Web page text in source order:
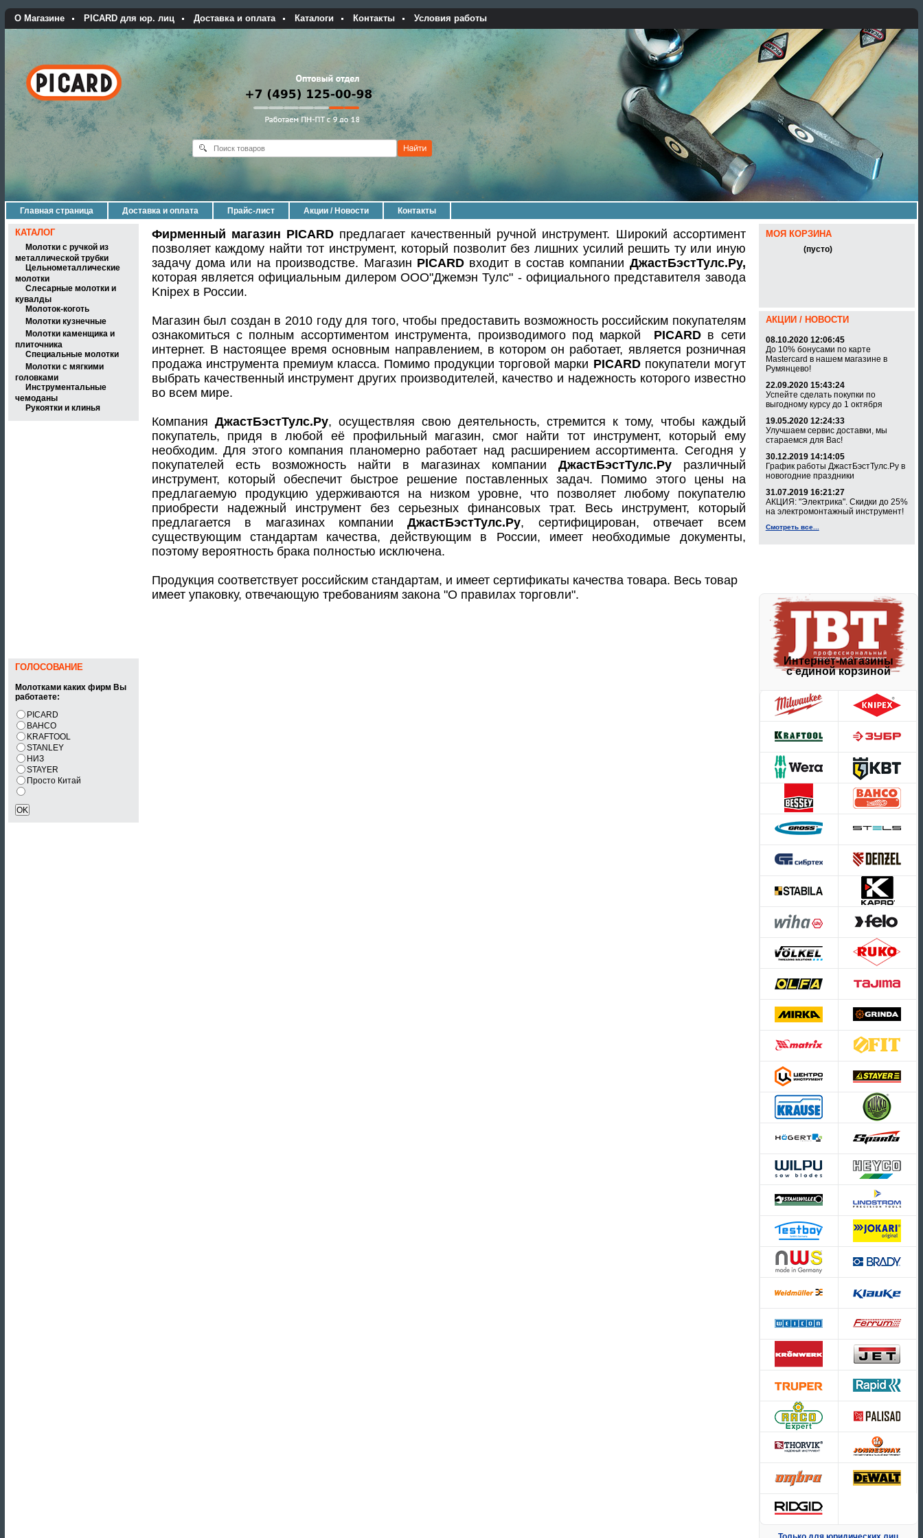
О Магазине PICARD для юр. лиц Доставка и оплата Каталоги Контакты Условия работы
Главная страница Доставка и оплата Прайс-лист Акции / Новости Контакты
КАТАЛОГ
Молотки с ручкой из
металлической трубки
Цельнометаллические
молотки
Слесарные молотки и
кувалды
Молоток-коготь
Молотки кузнечные
Молотки каменщика и
плиточника
Специальные молотки
Молотки с мягкими
головками
Инструментальные
чемоданы
Рукоятки и клинья
ГОЛОСОВАНИЕ
Молотками каких фирм Вы
работаете:
PICARD
BAHCO
KRAFTOOL
STANLEY
НИЗ
STAYER
Просто Китай
Фирменный магазин PICARDпредлагает качественный ручной инструмент. Широкий ассортимент
позволяет каждому найти тот инструмент, который позволит без лишних усилий решить ту или иную
задачу дома или на производстве. Магазин PICARDвходит в состав компании ДжастБэстТулс.Ру,
которая является официальным дилером ООО"Джемэн Тулс" - официального представителя завода
Knipex в России.
Магазин был создан в 2010 году для того, чтобы предоставить возможность российским покупателям
ознакомиться с полным ассортиментом инструмента, производимого под маркой PICARD в сети
интернет. В настоящее время основным направлением, в котором он работает, является розничная
продажа инструмента премиум класса. Помимо продукции торговой марки PICARDпокупатели могут
выбрать качественный инструмент других производителей, качество и надежность которого известно
во всем мире.
Компания ДжастБэстТулс.Ру, осуществляя свою деятельность, стремится к тому, чтобы каждый
покупатель, придя в любой её профильный магазин, смог найти тот инструмент, который ему
необходим. Для этого компания планомерно работает над расширением ассортимента. Сегодня у
покупателей есть возможность найти в магазинах компании ДжастБэстТулс.Руразличный
инструмент, который обеспечит быстрое решение поставленных задач. Помимо этого цены на
предлагаемую продукцию удерживаются на низком уровне, что позволяет любому покупателю
приобрести надежный инструмент без серьезных финансовых трат. Весь инструмент, который
предлагается в магазинах компанииДжастБэстТулс.Ру, сертифицирован, отвечает всем
существующим стандартам качества, действующим в России, имеет необходимые документы,
поэтому вероятность брака полностью исключена.
Продукция соответствует российским стандартам, и имеет сертификаты качества товара. Весь товар
имеет упаковку, отвечающую требованиям закона "О правилах торговли".
МОЯ КОРЗИНА
(пусто)
АКЦИИ / НОВОСТИ
08.10.2020 12:06:45
До 10% бонусами по карте
Mastercard в нашем магазине в
Румянцево!
22.09.2020 15:43:24
Успейте сделать покупки по
выгодному курсу до 1 октября
19.05.2020 12:24:33
Улучшаем сервис доставки, мы
стараемся для Вас!
30.12.2019 14:14:05
График работы ДжастБэстТулс.Ру в
новогодние праздники
31.07.2019 16:21:27
АКЦИЯ: "Электрика". Скидки до 25%
на электромонтажный инструмент!
Смотреть все...
Интернет-магазины
с единой корзиной